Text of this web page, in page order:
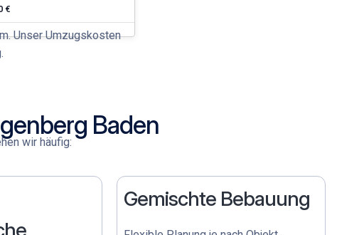
€
. UnserUmzugskosten
Baden
wir häufig:
Gemischte Bebauung